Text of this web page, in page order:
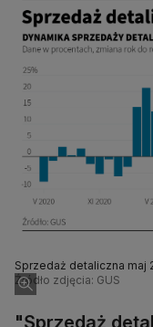
Sprzedaż detaliczna maj
Źródło zdjęcia: GUS
"Sprzedaż